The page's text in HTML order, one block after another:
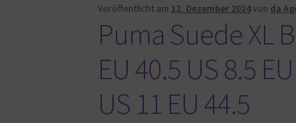
Veröffentlicht am 12. Dezember 2024von da
Puma Suede XL
EU 40.5 US 8.5
US 11 EU 44.5